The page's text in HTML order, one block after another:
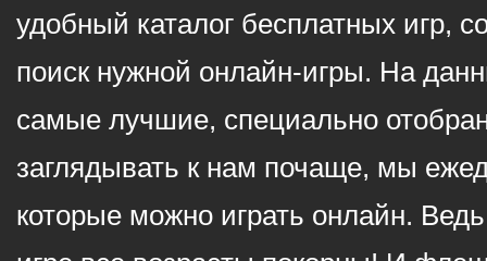
удобный каталог бесплатных игр,
поиск нужной онлайн-игры. На
самые лучшие, специально
заглядывать к нам почаще, мы
которые можно играть онлайн.